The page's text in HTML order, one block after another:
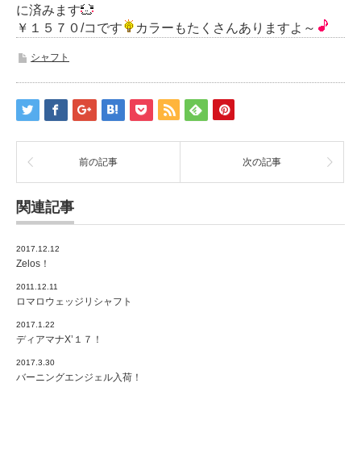
に済みます
￥１５７０/コです
カラーもたくさんありますよ～
シャフト
前の記事 次の記事
関連記事
2017.12.12
Zelos！
2011.12.11
ロマロウェッジリシャフト
2017.1.22
ディアマナX’１７！
2017.3.30
バーニングエンジェル入荷！